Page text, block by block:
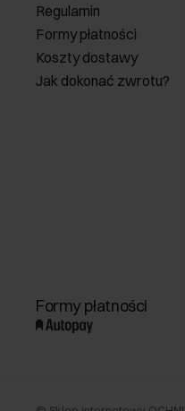
Regulamin
Formy płatności
Koszty dostawy
Jak dokonać zwrotu?
Formy płatności